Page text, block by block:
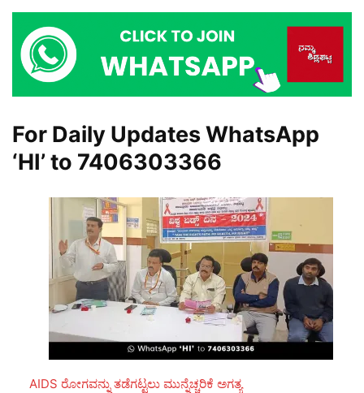
For Daily Updates WhatsApp
‘HI’ to 7406303366
AIDS ರೋಗವನ್ನು ತಡೆಗಟ್ಟಲು ಮುನ್ನೆಚ್ಚರಿಕೆ ಅಗತ್ಯ